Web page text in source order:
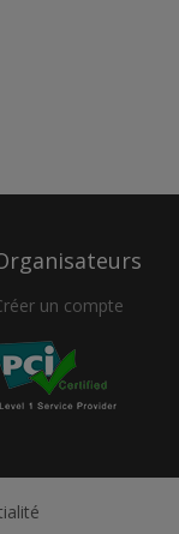
un compte